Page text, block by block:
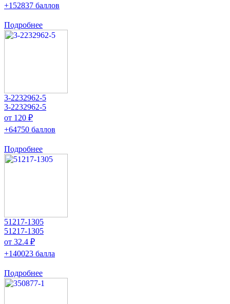
+152837 баллов
Подробнее
3-2232962-5
3-2232962-5
от 120 ₽
+64750 баллов
Подробнее
51217-1305
51217-1305
от 32.4 ₽
+140023 балла
Подробнее